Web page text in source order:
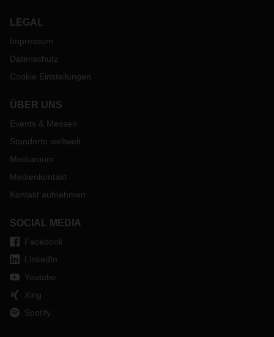
LEGAL
Impressum
Datenschutz
Cookie Einstellungen
ÜBER UNS
Events & Messen
Standorte weltweit
Mediaroom
Medienkontakt
Kontakt aufnehmen
SOCIAL MEDIA
Facebook
LinkedIn
Youtube
Xing
Spotify